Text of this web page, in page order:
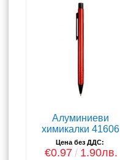
Алуминиеви
химикалки 41606
Цена без ДДС:
€0.97 1.90лв.